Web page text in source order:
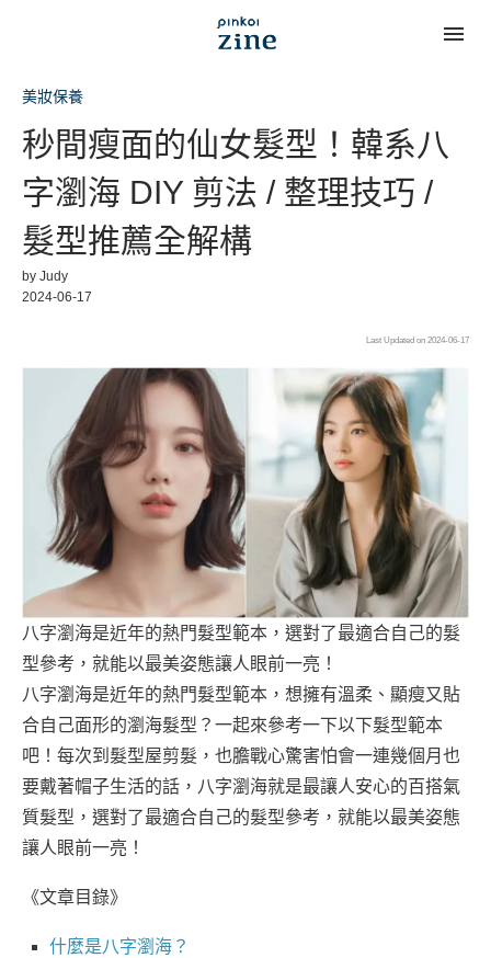
美妝保養
秒間瘦面的仙女髮型！韓系八
字瀏海 DIY 剪法 / 整理技巧 /
髮型推薦全解構
by Judy
2024-06-17
Last Updated on 2024-06-17
八字瀏海是近年的熱門髮型範本，選對了最適合自己的髮
型參考，就能以最美姿態讓人眼前一亮！
八字瀏海是近年的熱門髮型範本，想擁有溫柔、顯瘦又貼
合自己面形的瀏海髮型？一起來參考一下以下髮型範本
吧！每次到髮型屋剪髮，也膽戰心驚害怕會一連幾個月也
要戴著帽子生活的話，八字瀏海就是最讓人安心的百搭氣
質髮型，選對了最適合自己的髮型參考，就能以最美姿態
讓人眼前一亮！
《文章目錄》
什麼是八字瀏海？